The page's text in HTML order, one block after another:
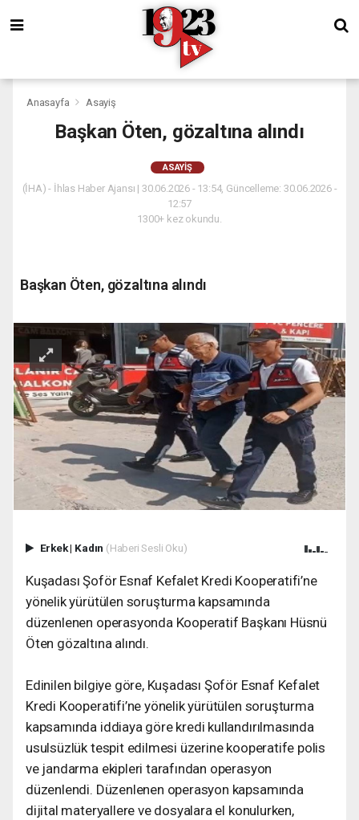
Anasayfa Asayiş
Başkan Öten, gözaltına alındı
ASAYIŞ
(İHA) - İhlas Haber Ajansı | 30.06.2026 - 13:54, Güncelleme: 30.06.2026 -
12:57
1300+ kez okundu.
Başkan Öten, gözaltına alındı
Erkek| Kadın (Haberi Sesli Oku)
Kuşadası Şoför Esnaf Kefalet Kredi Kooperatifi’ne
yönelik yürütülen soruşturma kapsamında
düzenlenen operasyonda Kooperatif Başkanı Hüsnü
Öten gözaltına alındı.
Edinilen bilgiye göre, Kuşadası Şoför Esnaf Kefalet
Kredi Kooperatifi’ne yönelik yürütülen soruşturma
kapsamında iddiaya göre kredi kullandırılmasında
usulsüzlük tespit edilmesi üzerine kooperatife polis
ve jandarma ekipleri tarafından operasyon
düzenlendi. Düzenlenen operasyon kapsamında
dijital materyallere ve dosyalara el konulurken,